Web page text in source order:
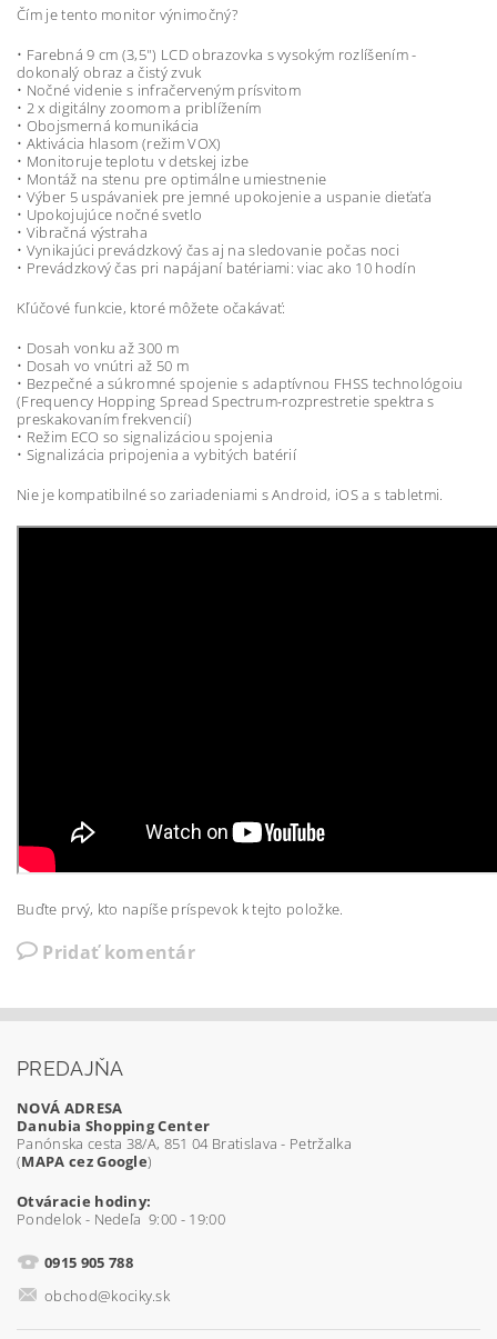
Čím je tento monitor výnimočný?
• Farebná 9 cm (3,5") LCD obrazovka s vysokým rozlíšením -
dokonalý obraz a čistý zvuk
• Nočné videnie s infračerveným prísvitom
• 2 x digitálny zoomom a priblížením
• Obojsmerná komunikácia
• Aktivácia hlasom (režim VOX)
• Monitoruje teplotu v detskej izbe
• Montáž na stenu pre optimálne umiestnenie
• Výber 5 uspávaniek pre jemné upokojenie a uspanie dieťaťa
• Upokojujúce nočné svetlo
• Vibračná výstraha
• Vynikajúci prevádzkový čas aj na sledovanie počas noci
• Prevádzkový čas pri napájaní batériami: viac ako 10 hodín
Kľúčové funkcie, ktoré môžete očakávať:
• Dosah vonku až 300 m
• Dosah vo vnútri až 50 m
• Bezpečné a súkromné spojenie s adaptívnou FHSS technológoiu
(Frequency Hopping Spread Spectrum-rozprestretie spektra s
preskakovaním frekvencií)
• Režim ECO so signalizáciou spojenia
• Signalizácia pripojenia a vybitých batérií
Nie je kompatibilné so zariadeniami s Android, iOS a s tabletmi.
Buďte prvý, kto napíše príspevok k tejto položke.
Pridať komentár
PREDAJŇA
NOVÁ ADRESA
Danubia Shopping Center
Panónska cesta 38/A, 851 04 Bratislava - Petržalka
(MAPA cez Google)
Otváracie hodiny:
Pondelok - Nedeľa 9:00 - 19:00
0915 905 788
obchod@kociky.sk